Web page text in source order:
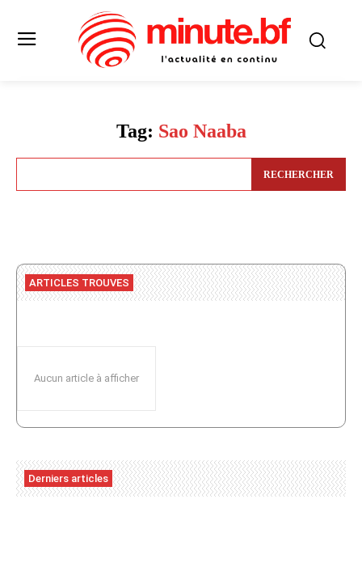
Tag: Sao Naaba
RECHERCHER
ARTICLES TROUVES
Aucun article à afficher
Derniers articles